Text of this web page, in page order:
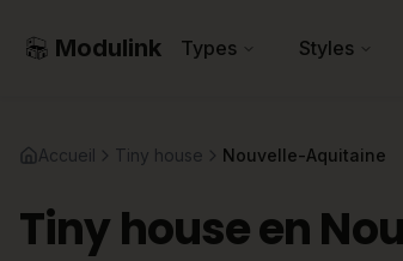
Modulink Types Styles
Accueil Tiny house Nouvelle-Aquitaine
Tiny house en